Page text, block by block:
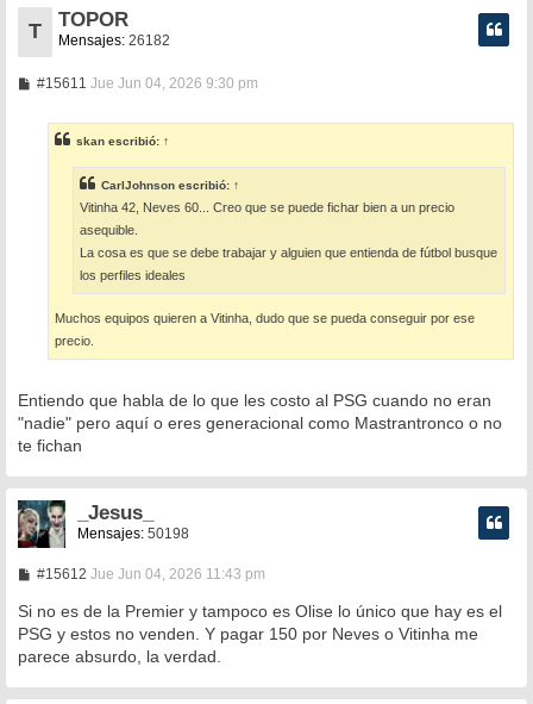
T
TOPOR
Mensajes: 26182
#15611 M
a
j
e
Jue Jun 04, 2026 9:30 pm
skan escribió: ↑
CarlJohnson escribió: ↑
Vitinha 42, Neves 60... Creo que se puede fichar bien a un precio
asequible.
La cosa es que se debe trabajar y alguien que entienda de fútbol busque
los perfiles ideales
Muchos equipos quieren a Vitinha, dudo que se pueda conseguir por ese
precio.
Entiendo que habla de lo que les costo al PSG cuando no eran
"nadie" pero aquí o eres generacional como Mastrantronco o no
te fichan
_Jesus_
Mensajes: 50198
#15612M
n
s
a
j
Jue Jun 04, 2026 11:43 pm
Si no es de la Premier y tampoco es Olise lo único que hay es el
PSG y estos no venden. Y pagar 150 por Neves o Vitinha me
parece absurdo, la verdad.